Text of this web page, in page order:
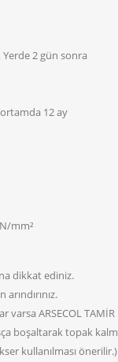
2 gün sonra
12 ay
mm²
dikkat ediniz.
ARSECOL
boşaltarak topak
kullanılması önerilir.)